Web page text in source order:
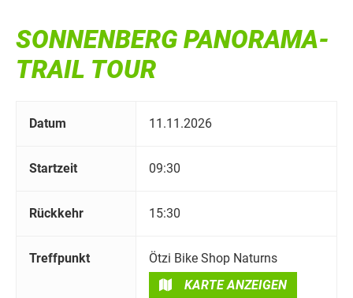
SONNENBERG PANORAMA-
TRAIL TOUR
Datum 11.11.2026
Startzeit 09:30
Rückkehr 15:30
Treffpunkt
Ötzi Bike Shop Naturns
KARTE ANZEIGEN